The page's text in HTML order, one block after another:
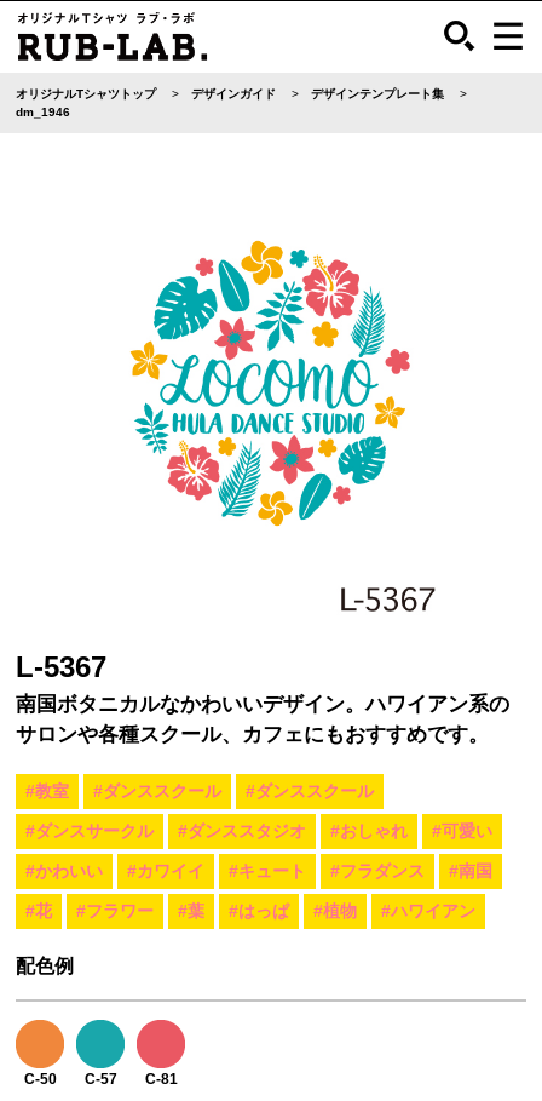
オリジナルTシャツトップ デザインガイド
デザインテンプレート集
dm_1946
L-5367
南国ボタニカルなかわいいデザイン。ハワイアン系の
サロンや各種スクール、カフェにもおすすめです。
#教室 #ダンススクール #ダンススクール
#ダンスサークル #ダンススタジオ #おしゃれ #可愛い
#かわいい #カワイイ #キュート #フラダンス #南国
#花 #フラワー #葉 #はっぱ #植物 #ハワイアン
配色例
C-50 C-57 C-81